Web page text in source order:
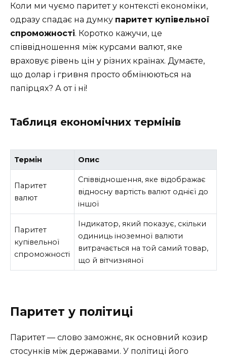
Коли ми чуємо паритет у контексті економіки,
одразу спадає на думку паритет купівельної
спроможності. Коротко кажучи, це
співвідношення між курсами валют, яке
враховує рівень цін у різних країнах. Думаєте,
що долар і гривня просто обмінюються на
папірцях? А от і ні!
Таблиця економічних термінів
Термін Опис
Паритет
валют
Співвідношення, яке відображає
відносну вартість валют однієї до
іншої
Паритет
купівельної
спроможності
Індикатор, який показує, скільки
одиниць іноземної валюти
витрачається на той самий товар,
що й вітчизняної
Паритет у політиці
Паритет — слово заможнє, як основний козир
стосунків між державами. У політиці його